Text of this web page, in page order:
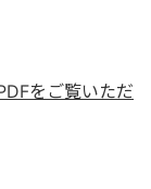
をご覧いただ